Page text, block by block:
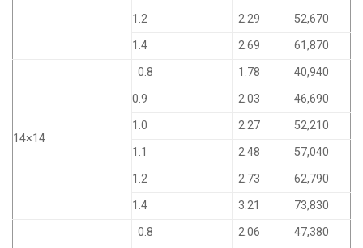
1.2
2.29
52,670
1.4
2.69 61,870
14×14
0.8 1.78
40,940
0.9
2.03
46,690
1.0
2.27
52,210
1.1
2.48
57,040
1.2
2.73
62,790
1.4
3.21 73,830
0.8 2.06
47,380